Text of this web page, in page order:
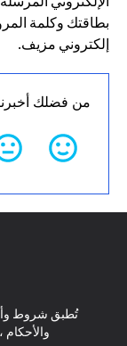
بطاقتك وكلمة
إلكتروني مزيف.
من فضلك
تُطبق شروط